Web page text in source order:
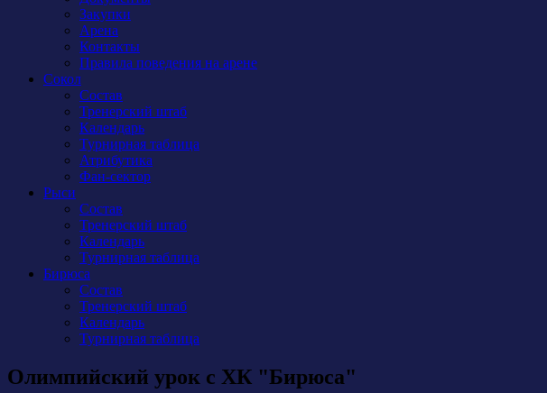
Закупки
Арена
Контакты
Правила поведения на арене
Сокол
Состав
Тренерский штаб
Календарь
Турнирная таблица
Атрибутика
Фан-сектор
Рыси
Состав
Тренерский штаб
Календарь
Турнирная таблица
Бирюса
Состав
Тренерский штаб
Календарь
Турнирная таблица
Олимпийский урок с ХК "Бирюса"